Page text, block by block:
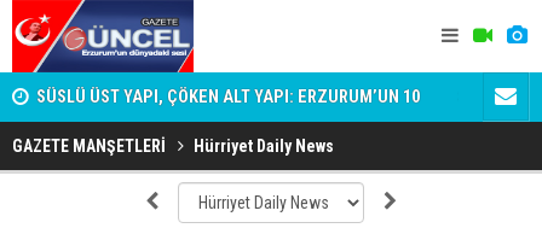
SÜSLÜ ÜST YAPI, ÇÖKEN ALT YAPI: ERZURUM’UN 10
DAKİKALIK GERÇEĞİ
Şehit
GAZETE MANŞETLERİ Hürriyet Daily News